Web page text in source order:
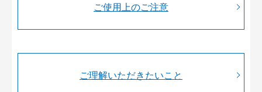
ご使用上のご注意
ご理解いただきたいこと